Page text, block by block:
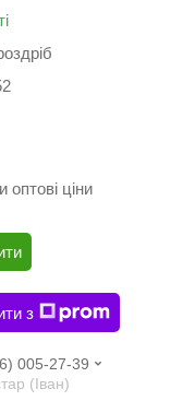
оптові ціни
з
005-27-39
(Іван)